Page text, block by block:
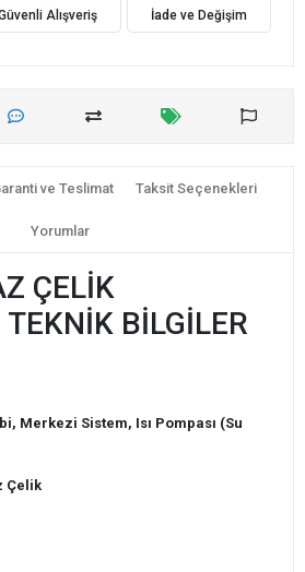
Alışveriş İade ve Değişim
ve Teslimat Taksit Seçenekleri
Yorumlar
ÇELİK
BİLGİLER
Merkezi Sistem, Isı Pompası (Su
Çelik